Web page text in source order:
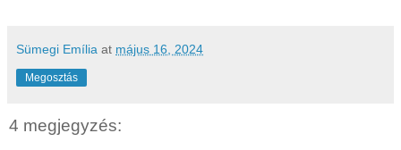
Sümegi Emília at május 16, 2024
Megosztás
4 megjegyzés: